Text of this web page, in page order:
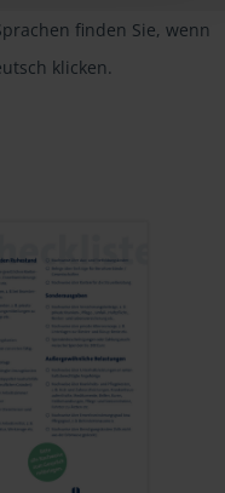
finden Sie, wenn
klicken.